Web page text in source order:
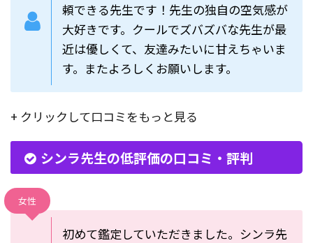
頼できる先生です！先生の独自の空気感が
大好きです。クールでズバズバな先生が最
近は優しくて、友達みたいに甘えちゃいま
す。またよろしくお願いします。
+ クリックして口コミをもっと見る
シンラ先生の低評価の口コミ・評判
女性
初めて鑑定していただきました。シンラ先